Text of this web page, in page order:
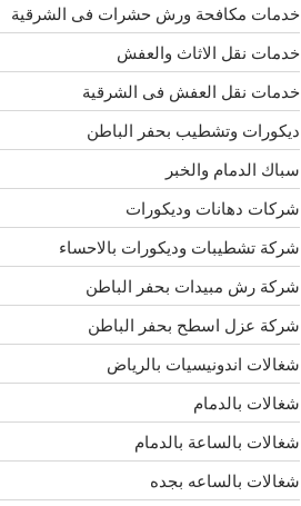
خدمات مكافحة ورش حشرات فى الشرقية
خدمات نقل الاثاث والعفش
خدمات نقل العفش فى الشرقية
ديكورات وتشطيب بحفر الباطن
سباك الدمام والخبر
شركات دهانات وديكورات
شركة تشطيبات وديكورات بالاحساء
شركة رش مبيدات بحفر الباطن
شركة عزل اسطح بحفر الباطن
شغالات اندونيسيات بالرياض
شغالات بالدمام
شغالات بالساعة بالدمام
شغالات بالساعه بجده